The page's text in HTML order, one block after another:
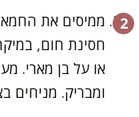
ממיסים את
או על בן מארי.
ומבריק. מניחים